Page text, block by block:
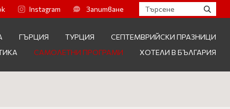
Instagram Запитване
ГЪРЦИЯ ТУРЦИЯ
СЕПТЕМВРИЙСКИ ПРАЗНИЦИ
САМОЛЕТНИ ПРОГРАМИ ХОТЕЛИ В БЪЛГАРИЯ